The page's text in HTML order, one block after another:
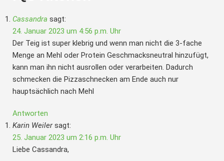
Cassandra sagt:
24. Januar 2023 um 4:56 p.m. Uhr
Der Teig ist super klebrig und wenn man nicht die 3-fache
Menge an Mehl oder Protein Geschmacksneutral hinzufügt,
kann man ihn nicht ausrollen oder verarbeiten. Dadurch
schmecken die Pizzaschnecken am Ende auch nur
hauptsächlich nach Mehl
Antworten
Karin Weiler sagt:
25. Januar 2023 um 2:16 p.m. Uhr
Liebe Cassandra,